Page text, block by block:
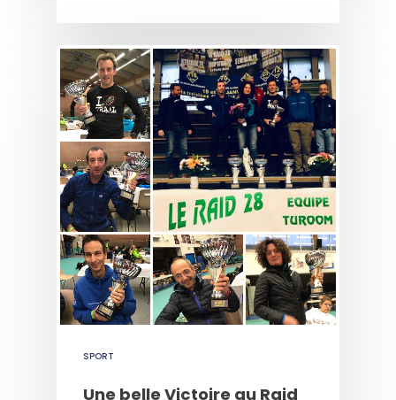
SPORT
Une belle Victoire au Raid